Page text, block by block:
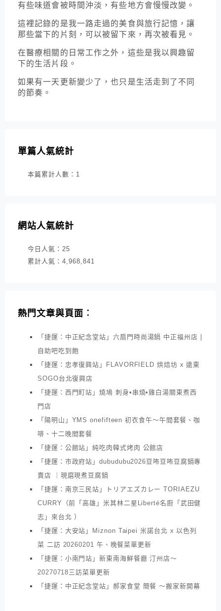
有些味道會被時間沖淡，有些地方會慢慢改變。
這裡記錄的是我一路走過的美食與旅行記憶，讓
那些當下的片刻，可以被留下來，再次被看見。
在醫療相關的日常工作之外，這些是我以興趣留
下的生活片段。
如果有一天更新變少了，也只是生活走到了不同
的節奏。
單篇人氣統計
本篇累計人數： 1
網站人氣統計
今日人氣： 25
累計人氣： 4,968,841
熱門文章與頁面︰
「捷運：中正紀念堂站」六扇門時尚湯鍋 中正福州店 |
自助吧吃到飽
「捷運：忠孝復興站」FLAVORFIELD 烘焙坊 x 遠東
SOGO台北復興店
「捷運：西門町站」燒鳩 刺身•串燒•雞白湯關東煮西
門店
「陽明山」YMS onefifteen 初衣食午～午間套餐、咖
啡、十二晚間套餐
「捷運：公館站」純吃肉韓式烤肉 公館店
「捷運：市政府站」dubudubu2026豆咘豆咘豆腐鍋專
賣店 ｜現磨現煮豆腐鍋
「捷運：南京三民站」トリアエズカレー TORIAEZU
CURRY（前「高雄」米其林二星Liberté名廚「武田健
志」來台北 ）
「捷運：大安站」Miznon Taipei 米諾台北 x 以色列
菜 二訪 20260201 午、晚餐菜單更新
「捷運：小南門站」新東南海鮮餐廳 汀州店～
20270718三訪菜單更新
「捷運：中正紀念堂站」郝家食堂 簡餐 ～搬家新開幕